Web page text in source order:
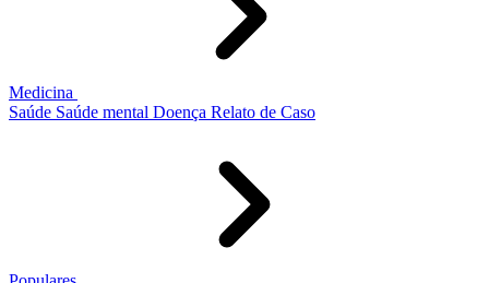
Medicina
Saúde Saúde mental Doença Relato de Caso